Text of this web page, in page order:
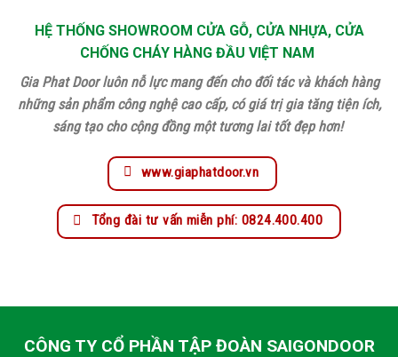
HỆ THỐNG SHOWROOM CỬA GỖ, CỬA NHỰA, CỬA
CHỐNG CHÁY HÀNG ĐẦU VIỆT NAM
Gia Phat Door luôn nỗ lực mang đến cho đối tác và khách hàng
những sản phẩm công nghệ cao cấp, có giá trị gia tăng tiện ích,
sáng tạo cho cộng đồng một tương lai tốt đẹp hơn!
www.giaphatdoor.vn
Tổng đài tư vấn miễn phí: 0824.400.400
CÔNG TY CỔ PHẦN TẬP ĐOÀN SAIGONDOOR